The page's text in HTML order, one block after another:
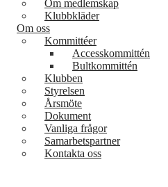
Om medlemskap
Klubbkläder
Om oss
Kommittéer
Accesskommittén
Bultkommittén
Klubben
Styrelsen
Årsmöte
Dokument
Vanliga frågor
Samarbetspartner
Kontakta oss